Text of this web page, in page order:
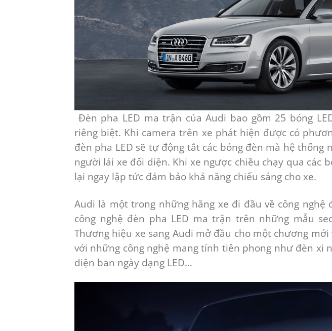
Đèn pha LED ma trận của Audi bao gồm 25 bóng
riêng biệt. Khi camera trên xe phát hiện được có
đèn pha LED sẽ tự động tắt các bóng đèn mà hệ thống
người lái xe đối diện. Khi xe ngược chiều chạy qua các
lại ngay lập tức đảm bảo khả năng chiếu sáng cho xe.
Audi là một trong những hãng xe đi đầu về công
công nghệ đèn pha LED ma trận trên những mẫu
Thương hiệu xe sang Audi mở đầu cho một chương mới
với những công nghệ mang tính tiên phong như đèn xi
diện ban ngày dạng LED…